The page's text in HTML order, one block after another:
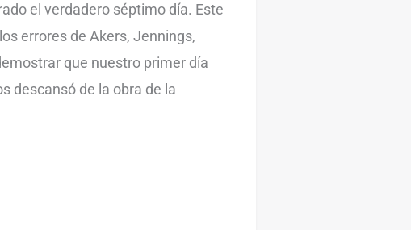
el verdadero séptimo día. Este
errores de Akers, Jennings,
que nuestro primer día
descansó de la obra de la